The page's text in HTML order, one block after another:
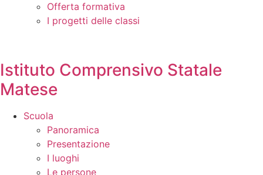
Offerta formativa
I progetti delle classi
Istituto Comprensivo Statale
Matese
Scuola
Panoramica
Presentazione
I luoghi
Le persone